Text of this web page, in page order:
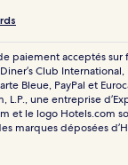
paiement acceptés
Club
Bleue, PayPal et
L.P., une entreprise
et le logo Hotels.com
marques déposées